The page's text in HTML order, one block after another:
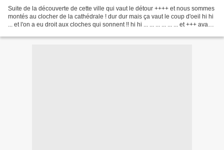
Suite de la découverte de cette ville qui vaut le détour ++++ et nous sommes
montés au clocher de la cathédrale ! dur dur mais ça vaut le coup d'oeil hi hi
... et l'on a eu droit aux cloches qui sonnent !! hi hi ... ... ... ... ... ... et +++ avant